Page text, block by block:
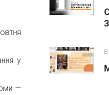
у
—